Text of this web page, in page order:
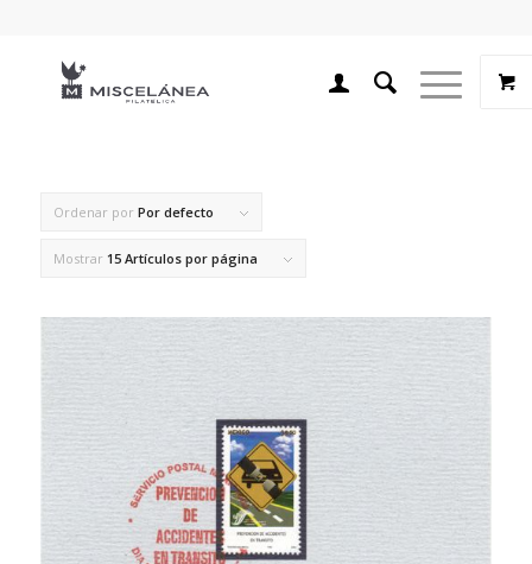
Ordenar por Por defecto
Mostrar 15 Artículos por página